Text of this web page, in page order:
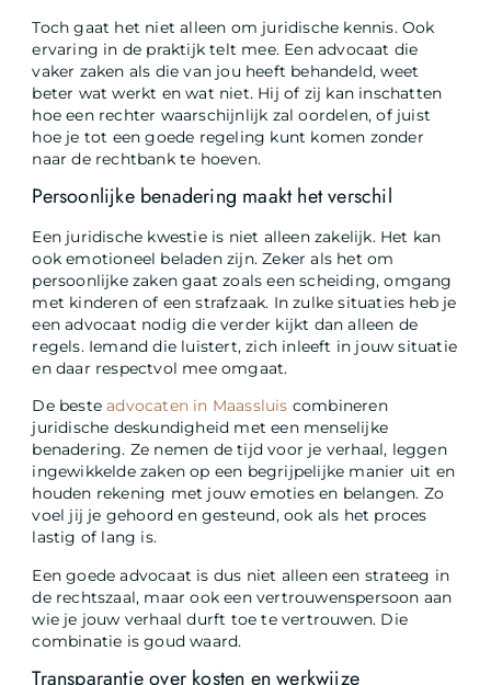
Toch gaat het niet alleen om juridische kennis. Ook
ervaring in de praktijk telt mee. Een advocaat die
vaker zaken als die van jou heeft behandeld, weet
beter wat werkt en wat niet. Hij of zij kan inschatten
hoe een rechter waarschijnlijk zal oordelen, of juist
hoe je tot een goede regeling kunt komen zonder
naar de rechtbank te hoeven.
Persoonlijke benadering maakt het verschil
Een juridische kwestie is niet alleen zakelijk. Het kan
ook emotioneel beladen zijn. Zeker als het om
persoonlijke zaken gaat zoals een scheiding, omgang
met kinderen of een strafzaak. In zulke situaties heb je
een advocaat nodig die verder kijkt dan alleen de
regels. Iemand die luistert, zich inleeft in jouw situatie
en daar respectvol mee omgaat.
De besteadvocaten in Maassluis combineren
juridische deskundigheid met een menselijke
benadering. Ze nemen de tijd voor je verhaal, leggen
ingewikkelde zaken op een begrijpelijke manier uit en
houden rekening met jouw emoties en belangen. Zo
voel jij je gehoord en gesteund, ook als het proces
lastig of lang is.
Een goede advocaat is dus niet alleen een strateeg in
de rechtszaal, maar ook een vertrouwenspersoon aan
wie je jouw verhaal durft toe te vertrouwen. Die
combinatie is goud waard.
Transparantie over kosten en werkwijze